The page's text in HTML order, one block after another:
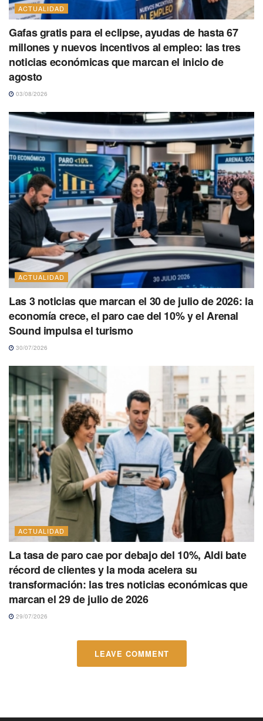
ACTUALIDAD
Gafas gratis para el eclipse, ayudas de hasta 67
millones y nuevos incentivos al empleo: las tres
noticias económicas que marcan el inicio de
agosto
03/08/2026
ACTUALIDAD
Las 3 noticias que marcan el 30 de julio de 2026: la
economía crece, el paro cae del 10% y el Arenal
Sound impulsa el turismo
30/07/2026
ACTUALIDAD
La tasa de paro cae por debajo del 10%, Aldi bate
récord de clientes y la moda acelera su
transformación: las tres noticias económicas que
marcan el 29 de julio de 2026
29/07/2026
LEAVE COMMENT